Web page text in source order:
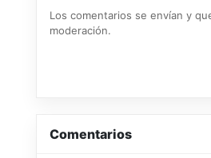
Los comentarios se envían y
moderación.
Comentarios